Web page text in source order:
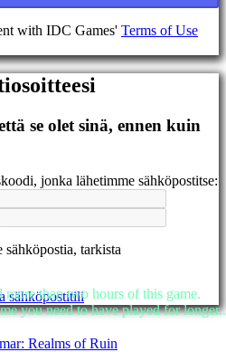
with IDC Games' Terms of Use
se olet sinä, ennen kuin
jonka lähetimme sähköpostitse:
sähköpostia, tarkista
sähköpostitili
Realms of Ruin
than two hours of this game.
you need to have played for